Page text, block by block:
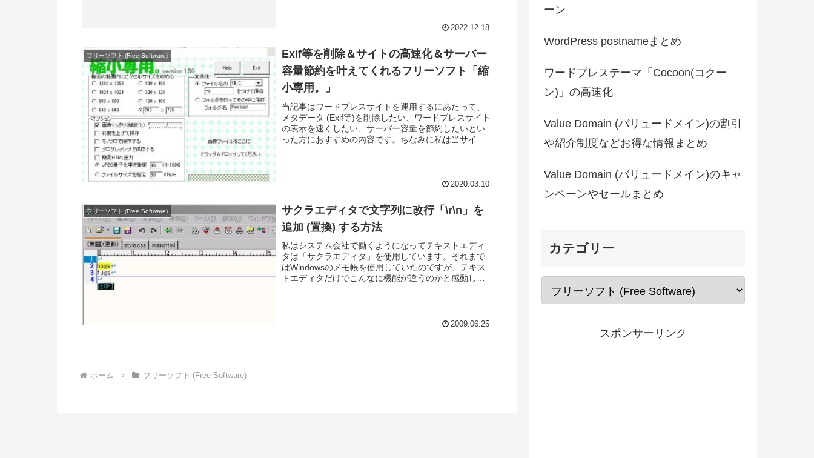
2022.12.18
フリーソフト (Free Software)
Exif等を削除＆サイトの高速化＆サーバー
容量節約を叶えてくれるフリーソフト「縮
小専用。」
当記事はワードプレスサイトを運用するにあたって、
メタデータ (Exif等)を削除したい、ワードプレスサイト
の表示を速くしたい、サーバー容量を節約したいとい
った方におすすめの内容です。ちなみに私は当サイト
2020.03.10
フリーソフト (Free Software)
サクラエディタで文字列に改行「\r\n」を
追加 (置換) する方法
私はシステム会社で働くようになってテキストエディ
タは「サクラエディタ」を使用しています。それまで
はWindowsのメモ帳を使用していたのですが、テキス
トエディタだけでこんなに機能が違うのかと感動した
2009.06.25
ホーム フリーソフト (Free Software)
ーン
WordPress postnameまとめ
ワードプレステーマ「Cocoon(コクー
ン)」の高速化
Value Domain (バリュードメイン)の割引
や紹介制度などお得な情報まとめ
Value Domain (バリュードメイン)のキャ
ンペーンやセールまとめ
カテゴリー
スポンサーリンク